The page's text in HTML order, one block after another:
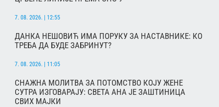
7. 08. 2026. | 12:55
ДАНКА НЕШОВИЋ ИМА ПОРУКУ ЗА НАСТАВНИКЕ: КО
ТРЕБА ДА БУДЕ ЗАБРИНУТ?
7. 08. 2026. | 11:05
СНАЖНА МОЛИТВА ЗА ПОТОМСТВО КОЈУ ЖЕНЕ
СУТРА ИЗГОВАРАЈУ: СВЕТА АНА ЈЕ ЗАШТИНИЦА
СВИХ МАЈКИ